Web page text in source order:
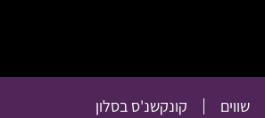
שווים קונקשנ'ס בסלון